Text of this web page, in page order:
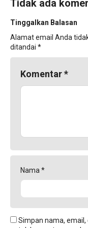
Tidak ada
Tinggalkan Balasan
Alamat email Anda
ditandai *
Komentar*
Nama *
Simpan nama,